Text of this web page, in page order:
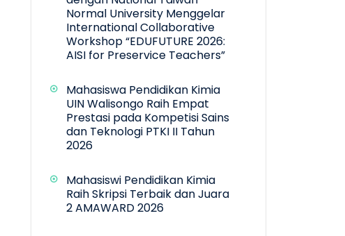
Normal University Menggelar
International Collaborative
Workshop “EDUFUTURE 2026:
AISI for Preservice Teachers”
Mahasiswa Pendidikan Kimia
UIN Walisongo Raih Empat
Prestasi pada Kompetisi Sains
dan Teknologi PTKI II Tahun
2026
Mahasiswi Pendidikan Kimia
Raih Skripsi Terbaik dan Juara
2 AMAWARD 2026